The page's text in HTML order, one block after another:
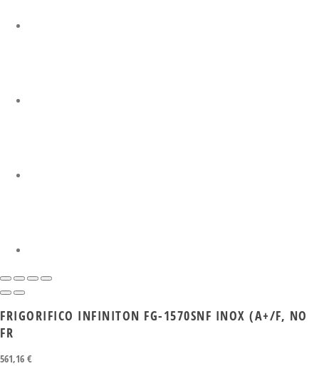
FRIGORIFICO INFINITON FG-1570SNF INOX (A+/F, NO
FR
561,16 €